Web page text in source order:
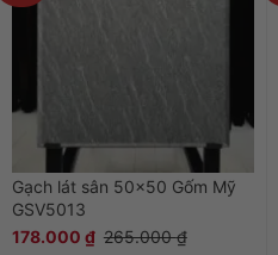
Gạch lát sân 50×50 Gốm Mỹ
GSV5013
178.000 ₫ 265.000₫